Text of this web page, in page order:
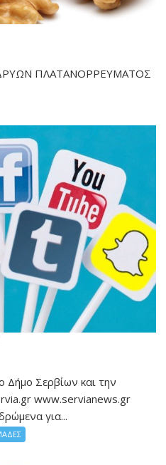
ΠΛΑΤΑΝΟΡΡΕΥΜΑΤΟΣ
Δήμο Σερβίων και την
www.servianews.gr
για...